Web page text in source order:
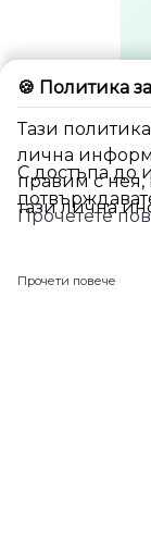
🍪 Политика
Тази
лична
правим с
тази лична
С достъпа до
Прочетете
Прочети повече